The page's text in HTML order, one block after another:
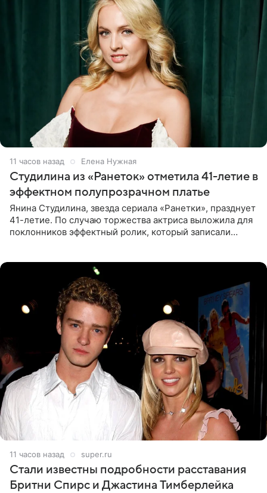
11 часов назад Елена Нужная
Студилина из «Ранеток» отметила 41-летие в
эффектном полупрозрачном платье
Янина Студилина, звезда сериала «Ранетки», празднует
41-летие. По случаю торжества актриса выложила для
поклонников эффектный ролик, который записали
11 часов назад super.ru
Стали известны подробности расставания
Бритни Спирс и Джастина Тимберлейка